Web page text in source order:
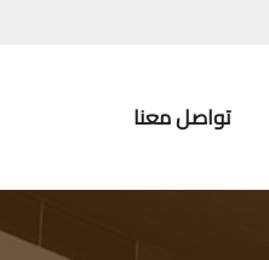
تواصل معنا